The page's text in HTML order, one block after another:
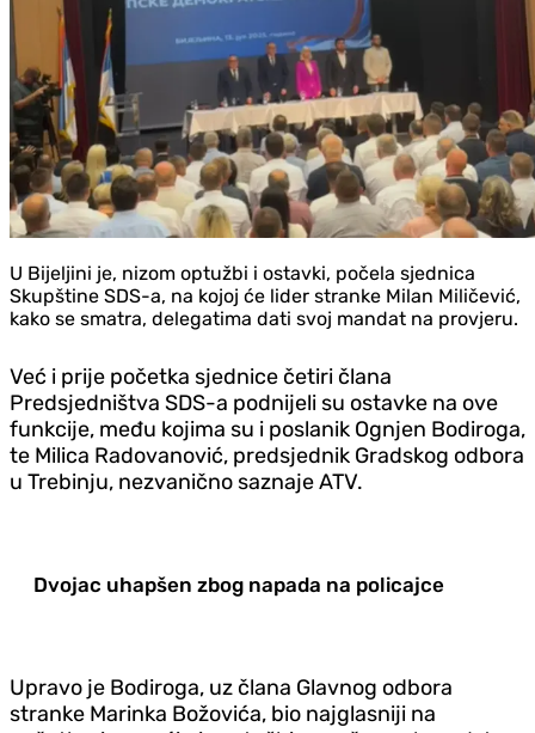
U Bijeljini je, nizom optužbi i ostavki, počela sjednica
Skupštine SDS-a, na kojoj će lider stranke Milan Miličević,
kako se smatra, delegatima dati svoj mandat na provjeru.
Već i prije početka sjednice četiri člana
Predsjedništva SDS-a podnijeli su ostavke na ove
funkcije, među kojima su i poslanik Ognjen Bodiroga,
te Milica Radovanović, predsjednik Gradskog odbora
u Trebinju, nezvanično saznaje ATV.
Dvojac uhapšen zbog napada na policajce
Upravo je Bodiroga, uz člana Glavnog odbora
stranke Marinka Božovića, bio najglasniji na